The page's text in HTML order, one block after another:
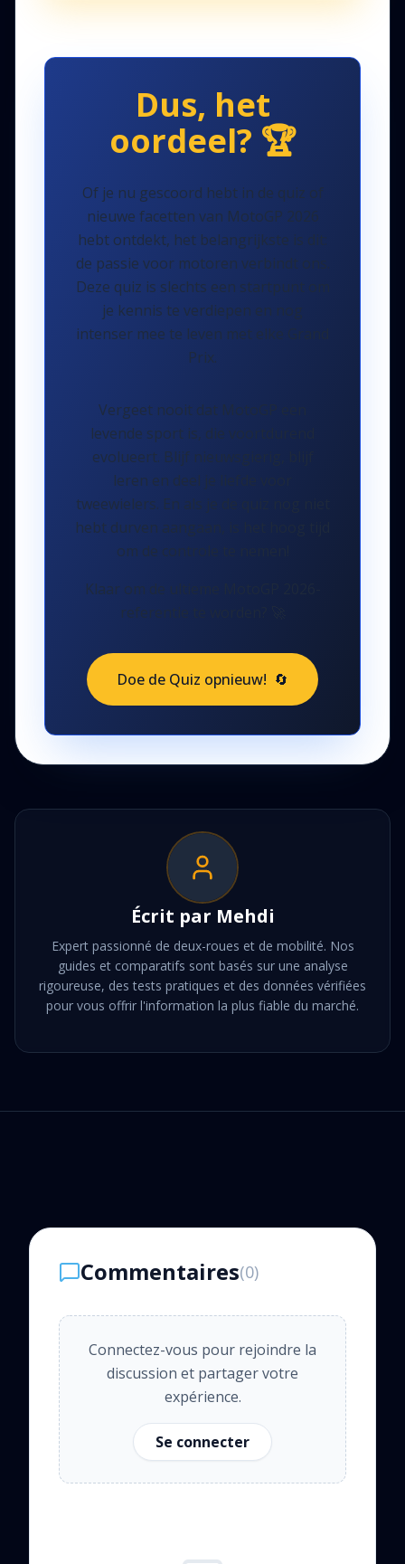
Dus, het
oordeel? 🏆
Of je nu gescoord hebt in de quiz of
nieuwe facetten van MotoGP 2026
hebt ontdekt, het belangrijkste is dit:
de passie voor motoren verbindt ons.
Deze quiz is slechts een startpunt om
je kennis te verdiepen en nog
intenser mee te leven met elke Grand
Prix.
Vergeet nooit dat MotoGP een
levende sport is, die voortdurend
evolueert. Blijf nieuwsgierig, blijf
leren en deel je liefde voor
tweewielers. En als je de quiz nog niet
hebt durven aangaan, is het hoog tijd
om de controle te nemen!
Klaar om de ultieme MotoGP 2026-
referentie te worden?
Doe de Quiz opnieuw! 🔄
Écrit par Mehdi
Expert passionné de deux-roues et de mobilité. Nos
guides et comparatifs sont basés sur une analyse
rigoureuse, des tests pratiques et des données vérifiées
pour vous offrir l'information la plus fiable du marché.
Commentaires(0)
Connectez-vous pour rejoindre la
discussion et partager votre
expérience.
Se connecter